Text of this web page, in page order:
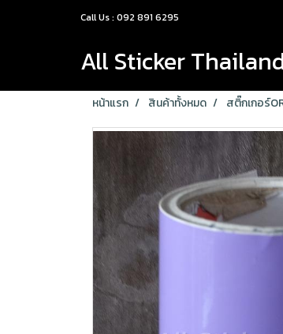
Call Us : 092 891 6295
All Sticker
หน้าแรก สินค้าทั้งหมด สติ๊กเกอร์